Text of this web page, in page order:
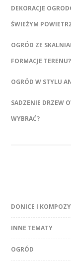
DEKORACJE
ŚWIEŻYM
OGRÓD ZE
FORMACJE TERENU?
OGRÓD W STYLU
SADZENIE DRZEW
WYBRAĆ?
DONICE I
INNE TEMATY
OGRÓD